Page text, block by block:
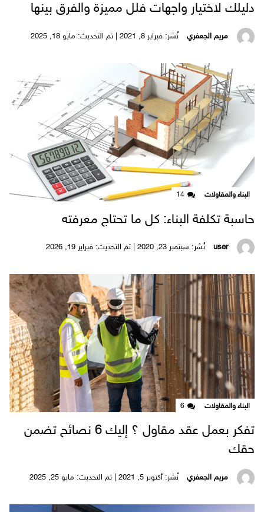
دليلك لاختيار واجهات فلل مميزة والفرق بينها
مريم الجعفري نُشر: فبراير 8, 2021 | تم التحديث: مايو 18, 2025
البناء والمقاولات 14
حاسبة تكلفة البناء: كل ما تحتاج معرفته
user نُشر: سبتمبر 23, 2020 | تم التحديث: فبراير 19, 2026
البناء والمقاولات 6
تفكر بعمل عقد مقاول ؟ إليك 6 نصائح تضمن
حقك
مريم الجعفري نُشر: أكتوبر 5, 2021 | تم التحديث: مايو 25, 2025